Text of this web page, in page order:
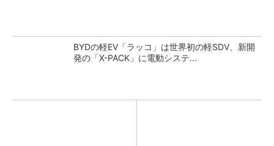
BYDの軽EV「ラッコ」は世界初の軽SDV、新開
発の「X-PACK」に電動システ...